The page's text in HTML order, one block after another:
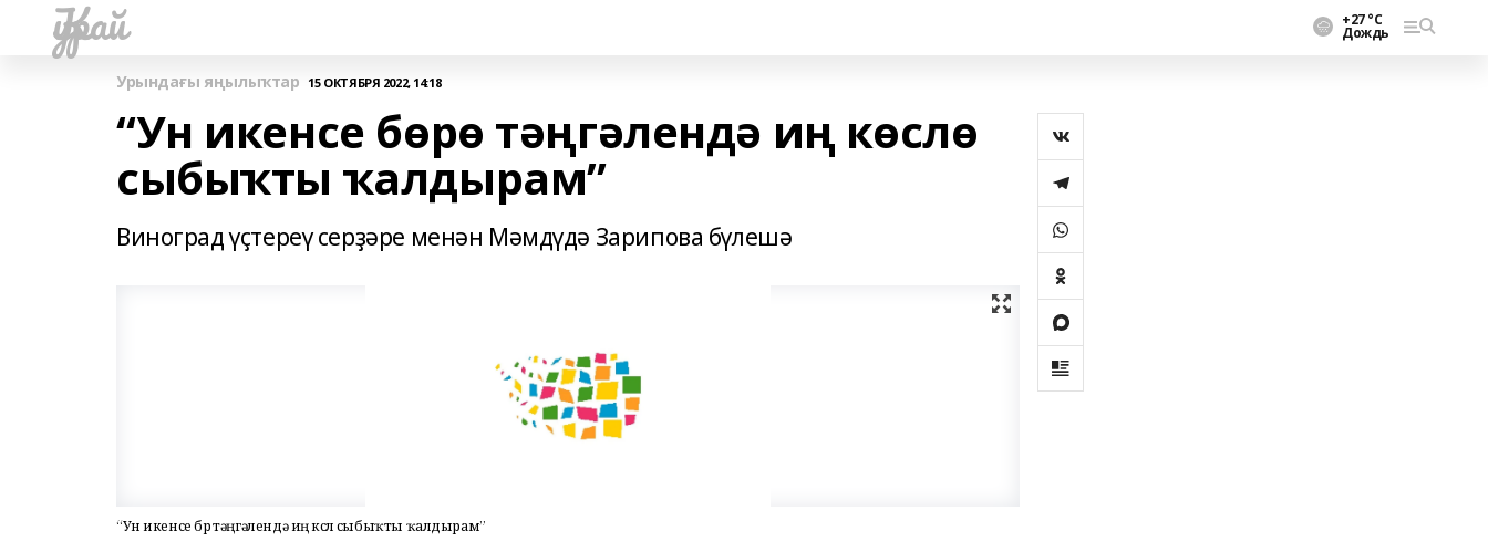
Ҡурай +27 °С
Дождь
Урындағы яңылыҡтар 15 ОКТЯБРЯ 2022, 14:18
“Ун икенсе бөрө тәңгәлендә иң көслө
сыбыҡты ҡалдырам”
Виноград үҫтереү серҙәре менән Мәмдүдә Зарипова бүлешә
“Ун икенсе бөрө тәңгәлендә иң көслө сыбыҡты ҡалдырам”